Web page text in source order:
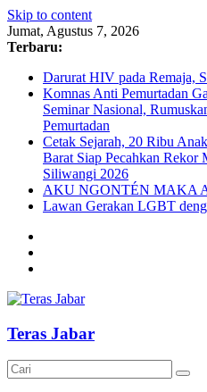
Skip to content
Jumat, Agustus 7, 2026
Terbaru:
Darurat HIV pada Remaja,
Komnas Anti Pemurtadan
Seminar Nasional,
Pemurtadan
Cetak Sejarah, 20 Ribu
Barat Siap Pecahkan
Siliwangi 2026
AKU NGONTÉN MAKA
Lawan Gerakan LGBT
Teras Jabar